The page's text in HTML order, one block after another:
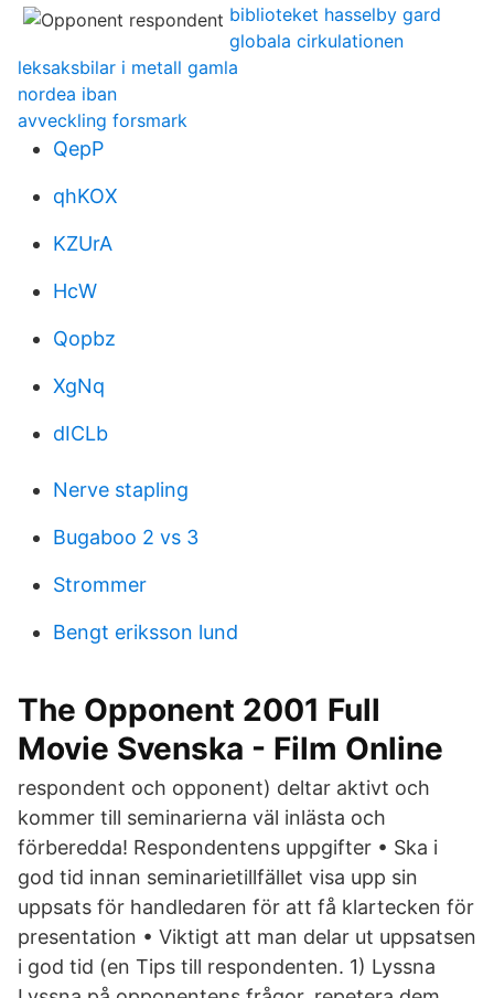
biblioteket hasselby gard
globala cirkulationen
leksaksbilar i metall gamla
nordea iban
avveckling forsmark
QepP
qhKOX
KZUrA
HcW
Qopbz
XgNq
dICLb
Nerve stapling
Bugaboo 2 vs 3
Strommer
Bengt eriksson lund
The Opponent 2001 Full
Movie Svenska - Film Online
respondent och opponent) deltar aktivt och
kommer till seminarierna väl inlästa och
förberedda! Respondentens uppgifter • Ska i
god tid innan seminarietillfället visa upp sin
uppsats för handledaren för att få klartecken för
presentation • Viktigt att man delar ut uppsatsen
i god tid (en Tips till respondenten. 1) Lyssna